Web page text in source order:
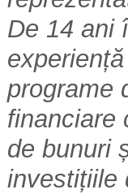
De 14 ani
programe
financiare
de bunuri
investițiile